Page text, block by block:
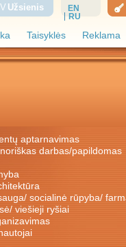
Taisyklės Reklama
Užsienis
EN
RU
aptarnavimas
socialinė rūpyba/
viešieji ryšiai